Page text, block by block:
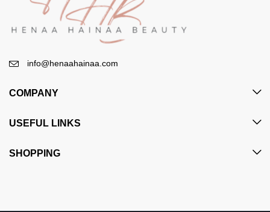
info@henaahainaa.com
COMPANY
USEFUL LINKS
SHOPPING